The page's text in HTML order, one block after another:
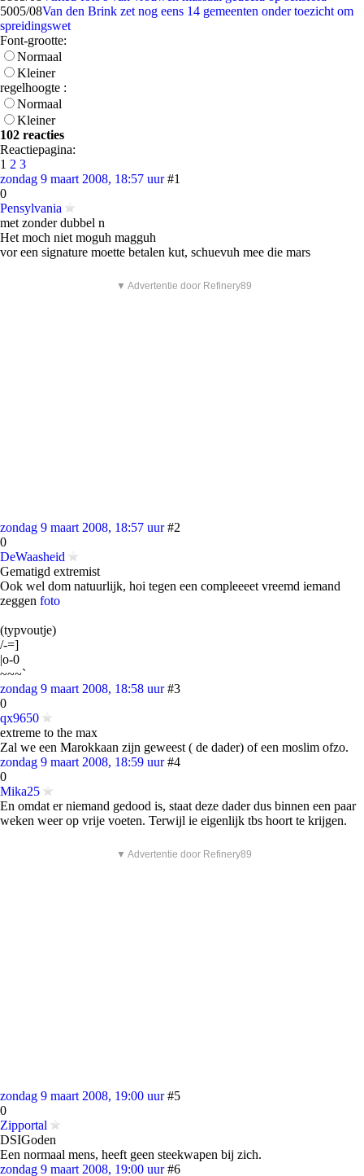
5005/08Van den Brink zet nog eens 14 gemeenten onder toezicht om
spreidingswet
Font-grootte:
Normaal
Kleiner
regelhoogte :
Normaal
Kleiner
102 reacties
Reactiepagina:
1 2 3
zondag 9 maart 2008, 18:57 uur #1
0
Pensylvania
met zonder dubbel n
Het moch niet moguh magguh
vor een signature moette betalen kut, schuevuh mee die mars
▼ Advertentie door Refinery89
zondag 9 maart 2008, 18:57 uur #2
0
DeWaasheid
Gematigd extremist
Ook wel dom natuurlijk, hoi tegen een compleeeet vreemd iemand
zeggen foto
(typvoutje)
/-=]
|o-0
~~~`
zondag 9 maart 2008, 18:58 uur #3
0
qx9650
extreme to the max
Zal we een Marokkaan zijn geweest ( de dader) of een moslim ofzo.
zondag 9 maart 2008, 18:59 uur #4
0
Mika25
En omdat er niemand gedood is, staat deze dader dus binnen een paar
weken weer op vrije voeten. Terwijl ie eigenlijk tbs hoort te krijgen.
▼ Advertentie door Refinery89
zondag 9 maart 2008, 19:00 uur #5
0
Zipportal
DSIGoden
Een normaal mens, heeft geen steekwapen bij zich.
zondag 9 maart 2008, 19:00 uur #6